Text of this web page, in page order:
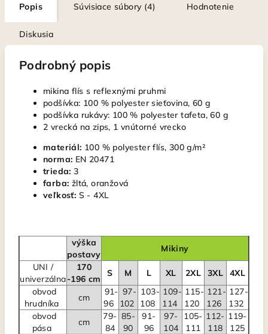
Popis Súvisiace súbory (4) Hodnotenie
Diskusia
Podrobný popis
mikina flís s reflexnými pruhmi
podšívka: 100 % polyester sieťovina, 60 g
podšívka rukávy: 100 % polyester tafeta, 60 g
2 vrecká na zips, 1 vnútorné vrecko
materiál: 100 % polyester flís, 300 g/m²
norma: EN 20471
trieda: 3
farba: žltá, oranžová
veľkosť: S - 4XL
výška
postavy
Mikiny
UNI /
univerzálna
170
-196 cm
S M L XL 2XL 3XL
4XL
obvod
hrudníka
cm
91-
96
97-
102
103-
108
109-
114
115-
120
121-
126
127-
132
obvod
pása
cm
79-
84
85-
90
91-
96
97-
104
105-
111
112-
118
119-
125